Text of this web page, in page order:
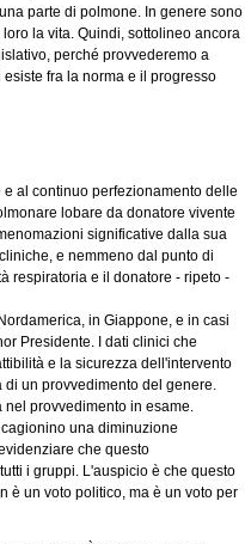
parte di polmone. In genere sono
la vita. Quindi, sottolineo ancora
perché provvederemo a
fra la norma e il progresso
al continuo perfezionamento delle
lobare da donatore vivente
significative dalla sua
e nemmeno dal punto di
respiratoria e il donatore - ripeto -
in Giappone, e in casi
Presidente. I dati clinici che
e la sicurezza dell'intervento
un provvedimento del genere.
nel provvedimento in esame.
una diminuzione
che questo
i gruppi. L'auspicio è che questo
è un voto politico, ma è un voto per